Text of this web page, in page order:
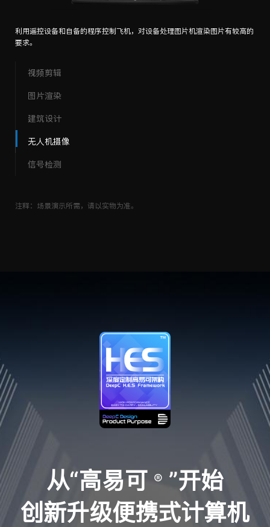
视频剪辑
图片渲染
建筑设计
无人机摄像
信号检测
利用遥控设备和自备的程序控制飞机，对设备处理图片机渲染图片有较高的
要求。
注释：场景演示所需，请以实物为准。
从“高易可 ® ”开始
创新升级便携式计算机